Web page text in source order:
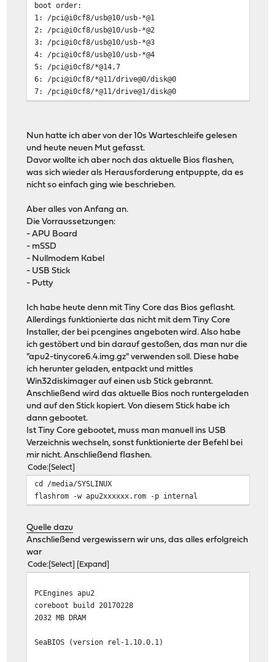
boot order:
1: /pci@i0cf8/usb@10/usb-*@1
2: /pci@i0cf8/usb@10/usb-*@2
3: /pci@i0cf8/usb@10/usb-*@3
4: /pci@i0cf8/usb@10/usb-*@4
5: /pci@i0cf8/*@14,7
6: /pci@i0cf8/*@11/drive@0/disk@0
7: /pci@i0cf8/*@11/drive@1/disk@0
11:
Found 21 PCI devices (max PCI bus is 03)
Copying SMBIOS entry point from 0x77fb7000 to 0x000f3110
Copying ACPI RSDP from 0x77fb8000 to 0x000f30e0
Copying MPTABLE from 0x77fdc000/77fdc010 to 0x000f2f30
Using pmtimer, ioport 0x818
Scan for VGA option rom
Running option rom at c000:0003
Google, Inc.
Serial Graphics Adapter 08/22/15
SGABIOS $Id: sgabios.S 8 2010-04-22 00:03:40Z nlaredo
IO4 0
Turning on vga text mode console
SeaBIOS (version ?-20160307_153453-michael-desktop64)
XHCI init on dev 00:10.0: regs @ 0xfeb22000, 4 ports,
XHCI extcap 0x1 @ feb22500
XHCI protocol USB 3.00, 2 ports (offset 1), def 0
XHCI protocol USB 2.00, 2 ports (offset 3), def 10
XHCI extcap 0xa @ feb22540
Found 2 serial ports
ATA controller 1 at 4010/4020/0 (irq 0 dev 88)
EHCI init on dev 00:13.0 (regs=0xfeb25420)
ATA controller 2 at 4018/4024/0 (irq 0 dev 88)
Searching bootorder for: /pci@i0cf8/*@14,7
Searching bootorder for: /rom@img/memtest
Searching bootorder for: /rom@img/setup
XHCI no devices found
Initialized USB HUB (0 ports used)
Scan for option roms
Searching bootorder for: HALT
drive 0x000f2e90: PCHS=16383/16/63 translation=lba
Space available for UMB: c1000-ef000, f0000-f2e90
e820 map has 6 items:
Nun hatte ich aber von der 10s Warteschleife gelesen
und heute neuen Mut gefasst.
Davor wollte ich aber noch das aktuelle Bios flashen,
was sich wieder als Herausforderung entpuppte, da es
nicht so einfach ging wie beschrieben.
Aber alles von Anfang an.
Die Vorraussetzungen:
- APU Board
- mSSD
- Nullmodem Kabel
- USB Stick
- Putty
Ich habe heute denn mit Tiny Core das Bios geflasht.
Allerdings funktionierte das nicht mit dem Tiny Core
Installer, der bei pcengines angeboten wird. Also habe
ich gestöbert und bin darauf gestoßen, das man nur die
"apu2-tinycore6.4.img.gz" verwenden soll. Diese habe
ich herunter geladen, entpackt und mittles
Win32diskimager auf einen usb Stick gebrannt.
Anschließend wird das aktuelle Bios noch runtergeladen
und auf den Stick kopiert. Von diesem Stick habe ich
dann gebootet.
Ist Tiny Core gebootet, muss man manuell ins USB
Verzeichnis wechseln, sonst funktionierte der Befehl bei
mir nicht. Anschließend flashen.
Code Select
cd /media/SYSLINUX
flashrom -w apu2xxxxxx.rom -p internal
Quelle dazu
Anschließend vergewissern wir uns, das alles erfolgreich
war
Code Select Expand
PCEngines apu2
coreboot build 20170228
2032 MB DRAM
SeaBIOS (version rel-1.10.0.1)